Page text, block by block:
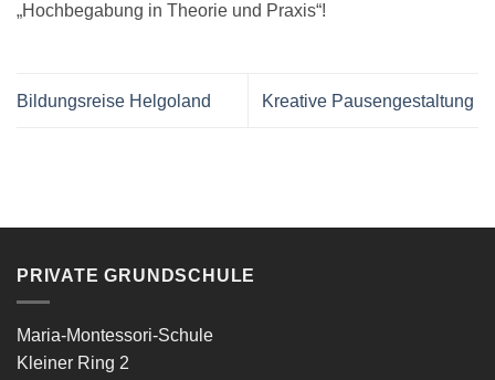
„Hochbegabung in Theorie und Praxis“!
Bildungsreise Helgoland Kreative Pausengestaltung
PRIVATE GRUNDSCHULE
Maria-Montessori-Schule
Kleiner Ring 2